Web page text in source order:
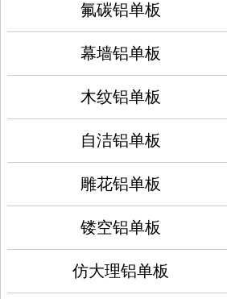
氟碳铝单板
幕墙铝单板
木纹铝单板
自洁铝单板
雕花铝单板
镂空铝单板
仿大理铝单板